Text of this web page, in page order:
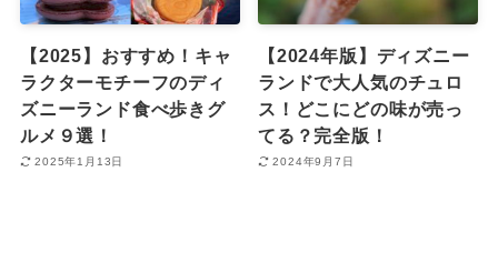
【2025】おすすめ！キャ
ラクターモチーフのディ
ズニーランド食べ歩きグ
ルメ９選！
2025年1月13日
【2024年版】ディズニー
ランドで大人気のチュロ
ス！どこにどの味が売っ
てる？完全版！
2024年9月7日